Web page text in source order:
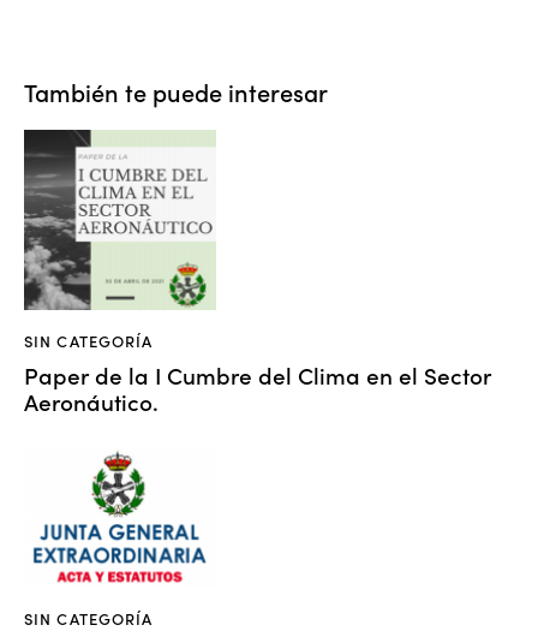
También te puede interesar
SIN CATEGORÍA
Paper de la I Cumbre del Clima en el Sector
Aeronáutico.
SIN CATEGORÍA